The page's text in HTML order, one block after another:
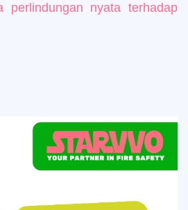
perlindungan nyata terhadap